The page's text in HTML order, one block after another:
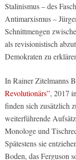
Stalinismus – des
Antimarxismus –
Schnittmengen
als revisionistisch
Demokraten zu
In Rainer Zitelmanns
Revolutionärs”, 2017
finden sich zusätzlich
weiterführende
Monologe und
Spätestens sie
Boden, das Ferguson